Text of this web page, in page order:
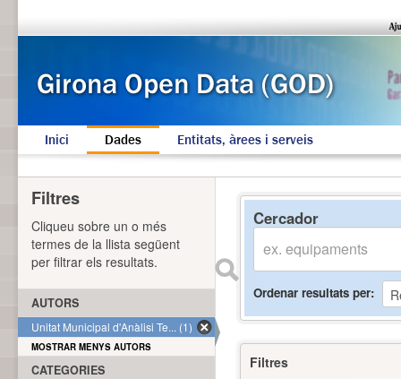
Inici Dades Entitats, àrees i serveis
Cercador
Ordenar resultats per
Filtres
Filtres
Cliqueu sobre un o més
termes de la llista següent
per filtrar els resultats.
AUTORS
Unitat Municipal d'Anàlisi Te... (1)
MOSTRAR MENYS AUTORS
CATEGORIES